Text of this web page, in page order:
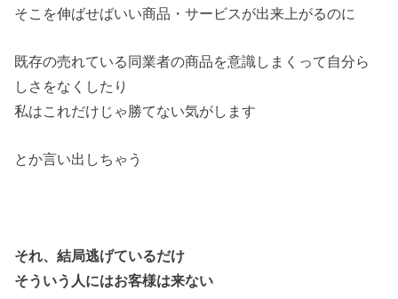
そこを伸ばせばいい商品・サービスが出来上がるのに
既存の売れている同業者の商品を意識しまくって自分ら
しさをなくしたり
私はこれだけじゃ勝てない気がします
とか言い出しちゃう
それ、結局逃げているだけ
そういう人にはお客様は来ない